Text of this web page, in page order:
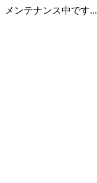
メンテナンス中です...